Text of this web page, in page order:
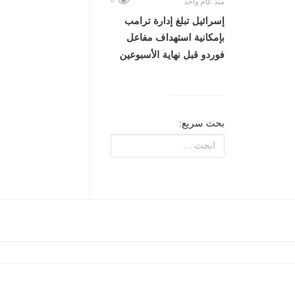
إسرائيل تبلغ إدارة ترامب
بإمكانية استهداف مفاعل
فوردو قبل نهاية الأسبوعين
بحث سريع: